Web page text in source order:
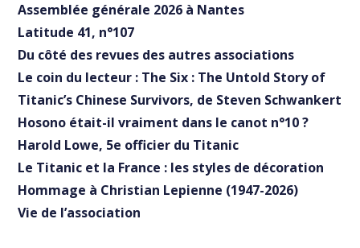
Assemblée générale 2026 à Nantes
Latitude 41, n°107
Du côté des revues des autres associations
Le coin du lecteur : The Six : The Untold Story of
Titanic’s Chinese Survivors, de Steven Schwankert
Hosono était-il vraiment dans le canot n°10 ?
Harold Lowe, 5e officier du Titanic
Le Titanic et la France : les styles de décoration
Hommage à Christian Lepienne (1947-2026)
Vie de l’association